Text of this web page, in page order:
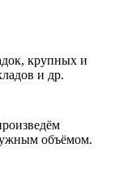
крупных и
и др.
объёмом.